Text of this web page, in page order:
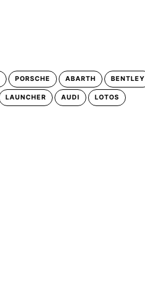
PORSCHE ABARTH BENTLEY
LAUNCHER AUDI LOTOS